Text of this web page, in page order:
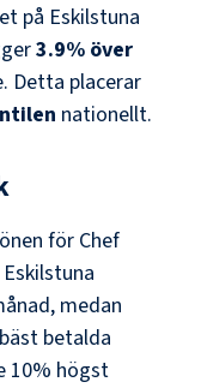
på Eskilstuna
3.9% över
Detta placerar
nationellt.
förChef
Eskilstuna
medan
betalda
10% högst